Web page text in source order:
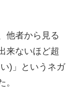
他者から見る
来ないほど超
)」というネガ
。